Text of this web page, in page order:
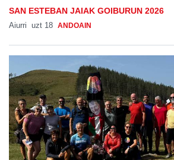
SAN ESTEBAN JAIAK GOIBURUN 2026
Aiurri uzt 18 ANDOAIN